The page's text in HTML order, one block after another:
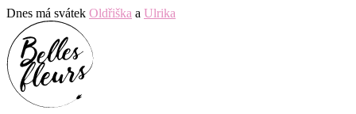
Dnes má svátek Oldřiška a Ulrika